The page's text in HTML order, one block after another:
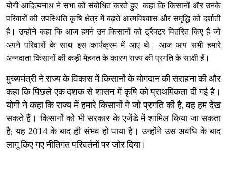
योगी आदित्यनाथ नेसभा को संबोधित करते हुए कहा कि किसानों और उनके
परिवारों की उपस्थिति कृषि क्षेत्र में बढ़ते आत्मविश्वास और समृद्धि को दर्शाती
है। उन्होंने कहा कि आज हमने उन किसानों को ट्रैक्टर वितरित किए हैं जो
अपने परिवारों के साथ इस कार्यक्रम में आए थे। आज आप सभी हमारे
अन्नदाता किसानों की कड़ी मेहनत के कारण राज्य की प्रगति के साक्षी हैं।
मुख्यमंत्री ने राज्य के विकास में किसानों के योगदान की सराहना की और
कहा कि पिछले एक दशक से शासन में कृषि को प्राथमिकता दी गई है।
योगी ने कहा कि राज्य में हमारे किसानों ने जो प्रगति की है, वह हम देख
सकते हैं। किसानों को भी सरकार के एजेंडे में शामिल किया जा सकता
है; यह 2014 के बाद ही संभव हो पाया है। उन्होंने उस अवधि के बाद
लागू किए गए नीतिगत परिवर्तनों पर जोर दिया।